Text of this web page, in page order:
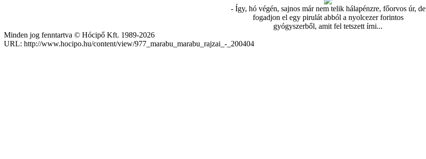
- Így, hó végén, sajnos már nem telik hálapénzre, főorvos úr, de
fogadjon el egy pirulát abból a nyolcezer forintos
gyógyszerből, amit fel tetszett írni...
Minden jog fenntartva © Hócipő Kft. 1989-2026
URL: http://www.hocipo.hu/content/view/977_marabu_marabu_rajzai_-_200404